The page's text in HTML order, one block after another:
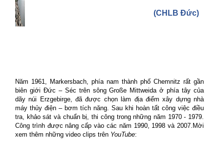
(CHLB Đức)
Năm 1961, Markersbach, phía nam thành phố Chemnitz rất gần
biên giới Đức – Séc trên sông Große Mittweida ở phía tây của
dãy núi Erzgebirge, đã được chọn làm địa điểm xây dựng nhà
máy thủy điện – bơm tích năng. Sau khi hoàn tất công việc điều
tra, khảo sát và chuẩn bị, thi công trong những năm 1970 - 1979.
Công trình được nâng cấp vào các năm 1990, 1998 và 2007. Mời
xem thêm những video clips trên YouTube: